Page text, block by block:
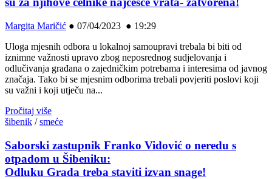
Margita Maričić ● 07/04/2023 ● 19:29
Uloga mjesnih odbora u lokalnoj samoupravi trebala bi biti od
iznimne važnosti upravo zbog neposrednog sudjelovanja i
odlučivanja građana o zajedničkim potrebama i interesima od javnog
značaja. Tako bi se mjesnim odborima trebali povjeriti poslovi koji
su važni i koji utječu na...
Pročitaj više
šibenik /smeće
Saborski zastupnik Franko Vidović o neredu s
otpadom u Šibeniku:
Odluku Grada treba staviti izvan snage!